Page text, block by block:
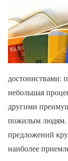
достоинствами:
небольшая
другими
пожилым людям.
предложений
наиболее